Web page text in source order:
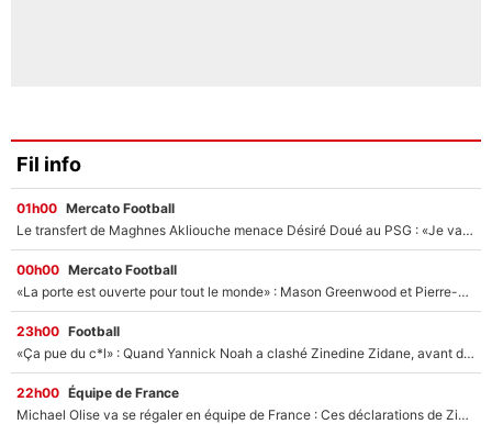
Fil info
01h00 Mercato Football
Le transfert de Maghnes Akliouche menace Désiré Doué au PSG : «Je valide à 200%»
00h00 Mercato Football
«La porte est ouverte pour tout le monde» : Mason Greenwood et Pierre-Emerick Aubameyang ont quitté l'OM, Amine Gouiri balance sur la suite du mercato et sur la réaction du vestiaire !
23h00 Football
«Ça pue du c*l» : Quand Yannick Noah a clashé Zinedine Zidane, avant de se faire recadrer par le nouveau sélectionneur de l'équipe de France !
22h00 Équipe de France
Michael Olise va se régaler en équipe de France : Ces déclarations de Zinedine Zidane qui prouvent qu'il va tout miser sur la star du Bayern Munich !